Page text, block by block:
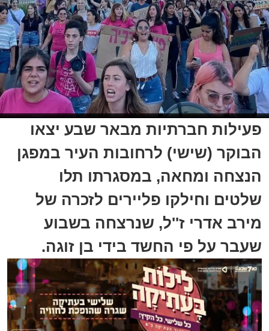
פעילות חברתיות מבאר שבע יצאו
הבוקר (שישי) לרחובות העיר במפגן
הנצחה ומחאה, במסגרתו תלו
שלטים וחילקו פליירים לזכרה של
מירב אדרי ז''ל, שנרצחה בשבוע
שעבר על פי החשד בידי בן זוגה.